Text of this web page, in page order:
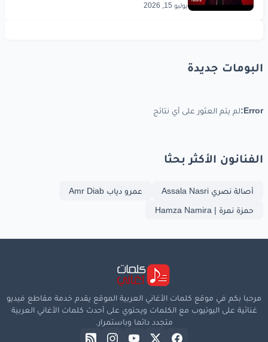
يوليو 15, 2026
البومات جديدة
Error: لم يتم العثور على أي نتائج
الفنانون الأكثر بحثا
أصالة نصري Assala Nasri
عمرو دياب Amr Diab
حمزة نمرة | Hamza Namira
مرحبا بكم في موقع كلمات الأغاني العربية الموقع يقدم خدمة مقاطع فيديو
غنائية على اليوتيوب مع الكلمات ويحتوي على أحدث كلمات الأغاني العربية
متجدد دائما وباستمرار.